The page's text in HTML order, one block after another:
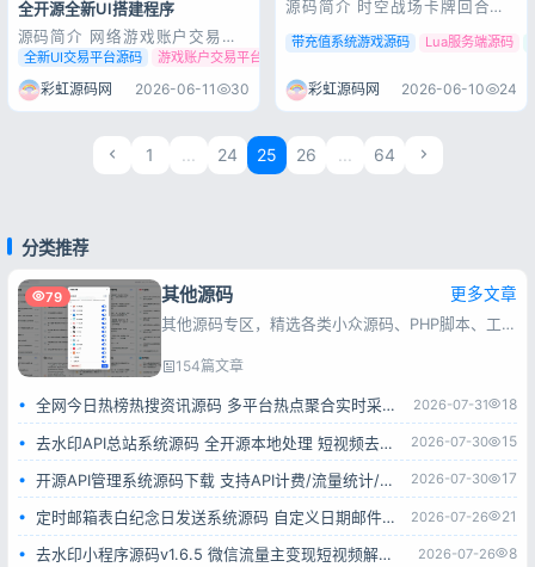
全开源全新UI搭建程序
源码简介 网络游戏账户交易平
台系统全开源版本，搭载全新精
美UI界面，功能完整架构稳定，
源码完整可用，上手简单，可快
速搭建专属游戏账号交易站点。
全新UI交易平台源码 游戏账户交易平台源码 开源账号交易系统
彩虹源码网 2026-06-11 30
源码简介 时空战场卡牌回合手
端完整架构，含卡牌收集、回合
战斗、角色养成、装备系统等核
源码完整可用，上手简单，支持
二次开发与快速上线。 源码展
带充值系统游戏源码 Lua服务端源码
彩虹源码网 2026-06-10 24
1 ... 24 25 26 ... 64
分类推荐
79 其他源码 更多文章
其他源码专区，精选各类小众源码、PHP脚本、工具程序，一键安装，满足站长快速建站与功能扩展需求。
154篇文章
全网今日热榜热搜资讯源码 多平台热点聚合实时采集系统 2026-07-31 18
去水印API总站系统源码 全开源本地处理 短视频去水印接口平台 2026-07-30 15
开源API管理系统源码下载 支持API计费/流量统计/权限管理 一键部署 2026-07-30 17
定时邮箱表白纪念日发送系统源码 自定义日期邮件自动推送网页源码 2026-07-26 21
去水印小程序源码v1.6.5 微信流量主变现短视频解析小程序完整源码 2026-07-26 8